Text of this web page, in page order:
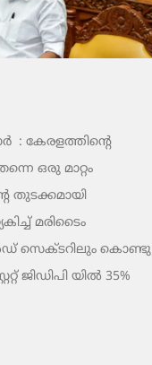
: കേരളത്തിന്റെ
ഒരു മാറ്റം
തുടക്കമായി
മരിടൈം
സെക്ടറിലും കൊണ്ടു
ജിഡിപി യിൽ 35%